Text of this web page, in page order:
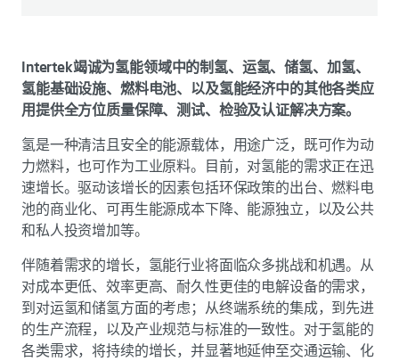
Intertek竭诚为氢能领域中的制氢、运氢、储氢、加氢、
氢能基础设施、燃料电池、以及氢能经济中的其他各类应
用提供全方位质量保障、测试、检验及认证解决方案。
氢是一种清洁且安全的能源载体，用途广泛，既可作为动
力燃料，也可作为工业原料。目前，对氢能的需求正在迅
速增长。驱动该增长的因素包括环保政策的出台、燃料电
池的商业化、可再生能源成本下降、能源独立，以及公共
和私人投资增加等。
伴随着需求的增长，氢能行业将面临众多挑战和机遇。从
对成本更低、效率更高、耐久性更佳的电解设备的需求，
到对运氢和储氢方面的考虑；从终端系统的集成，到先进
的生产流程，以及产业规范与标准的一致性。对于氢能的
各类需求，将持续的增长，并显著地延伸至交通运输、化